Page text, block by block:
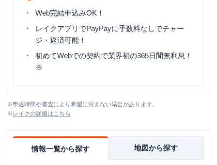
Web完結申込みOK！
レイクアプリでPayPayに手数料なしでチャー
ジ・返済可能！
初めてWebでの契約で業界初の365日間無利息！
※
※申込時間や審査により希望に沿えない場合があります。
※ レイクの詳細はこちら
情報一覧から探す 地図から探す